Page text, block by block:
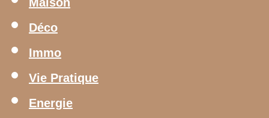
Déco
Immo
Vie Pratique
Energie